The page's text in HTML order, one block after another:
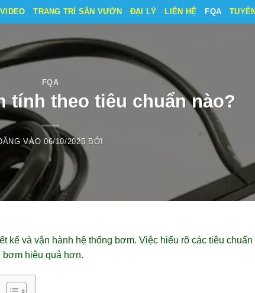
VIDEO TRANG TRÍ SÂN VƯỜN ĐẠI LÝ LIÊN HỆ FQA
FQA
theo tiêu chuẩn nào?
VÀO 06/10/2025 BỞI
kế và vận hành hệ thống bơm. Việc hiểu rõ các tiêu
hiệu quả hơn.